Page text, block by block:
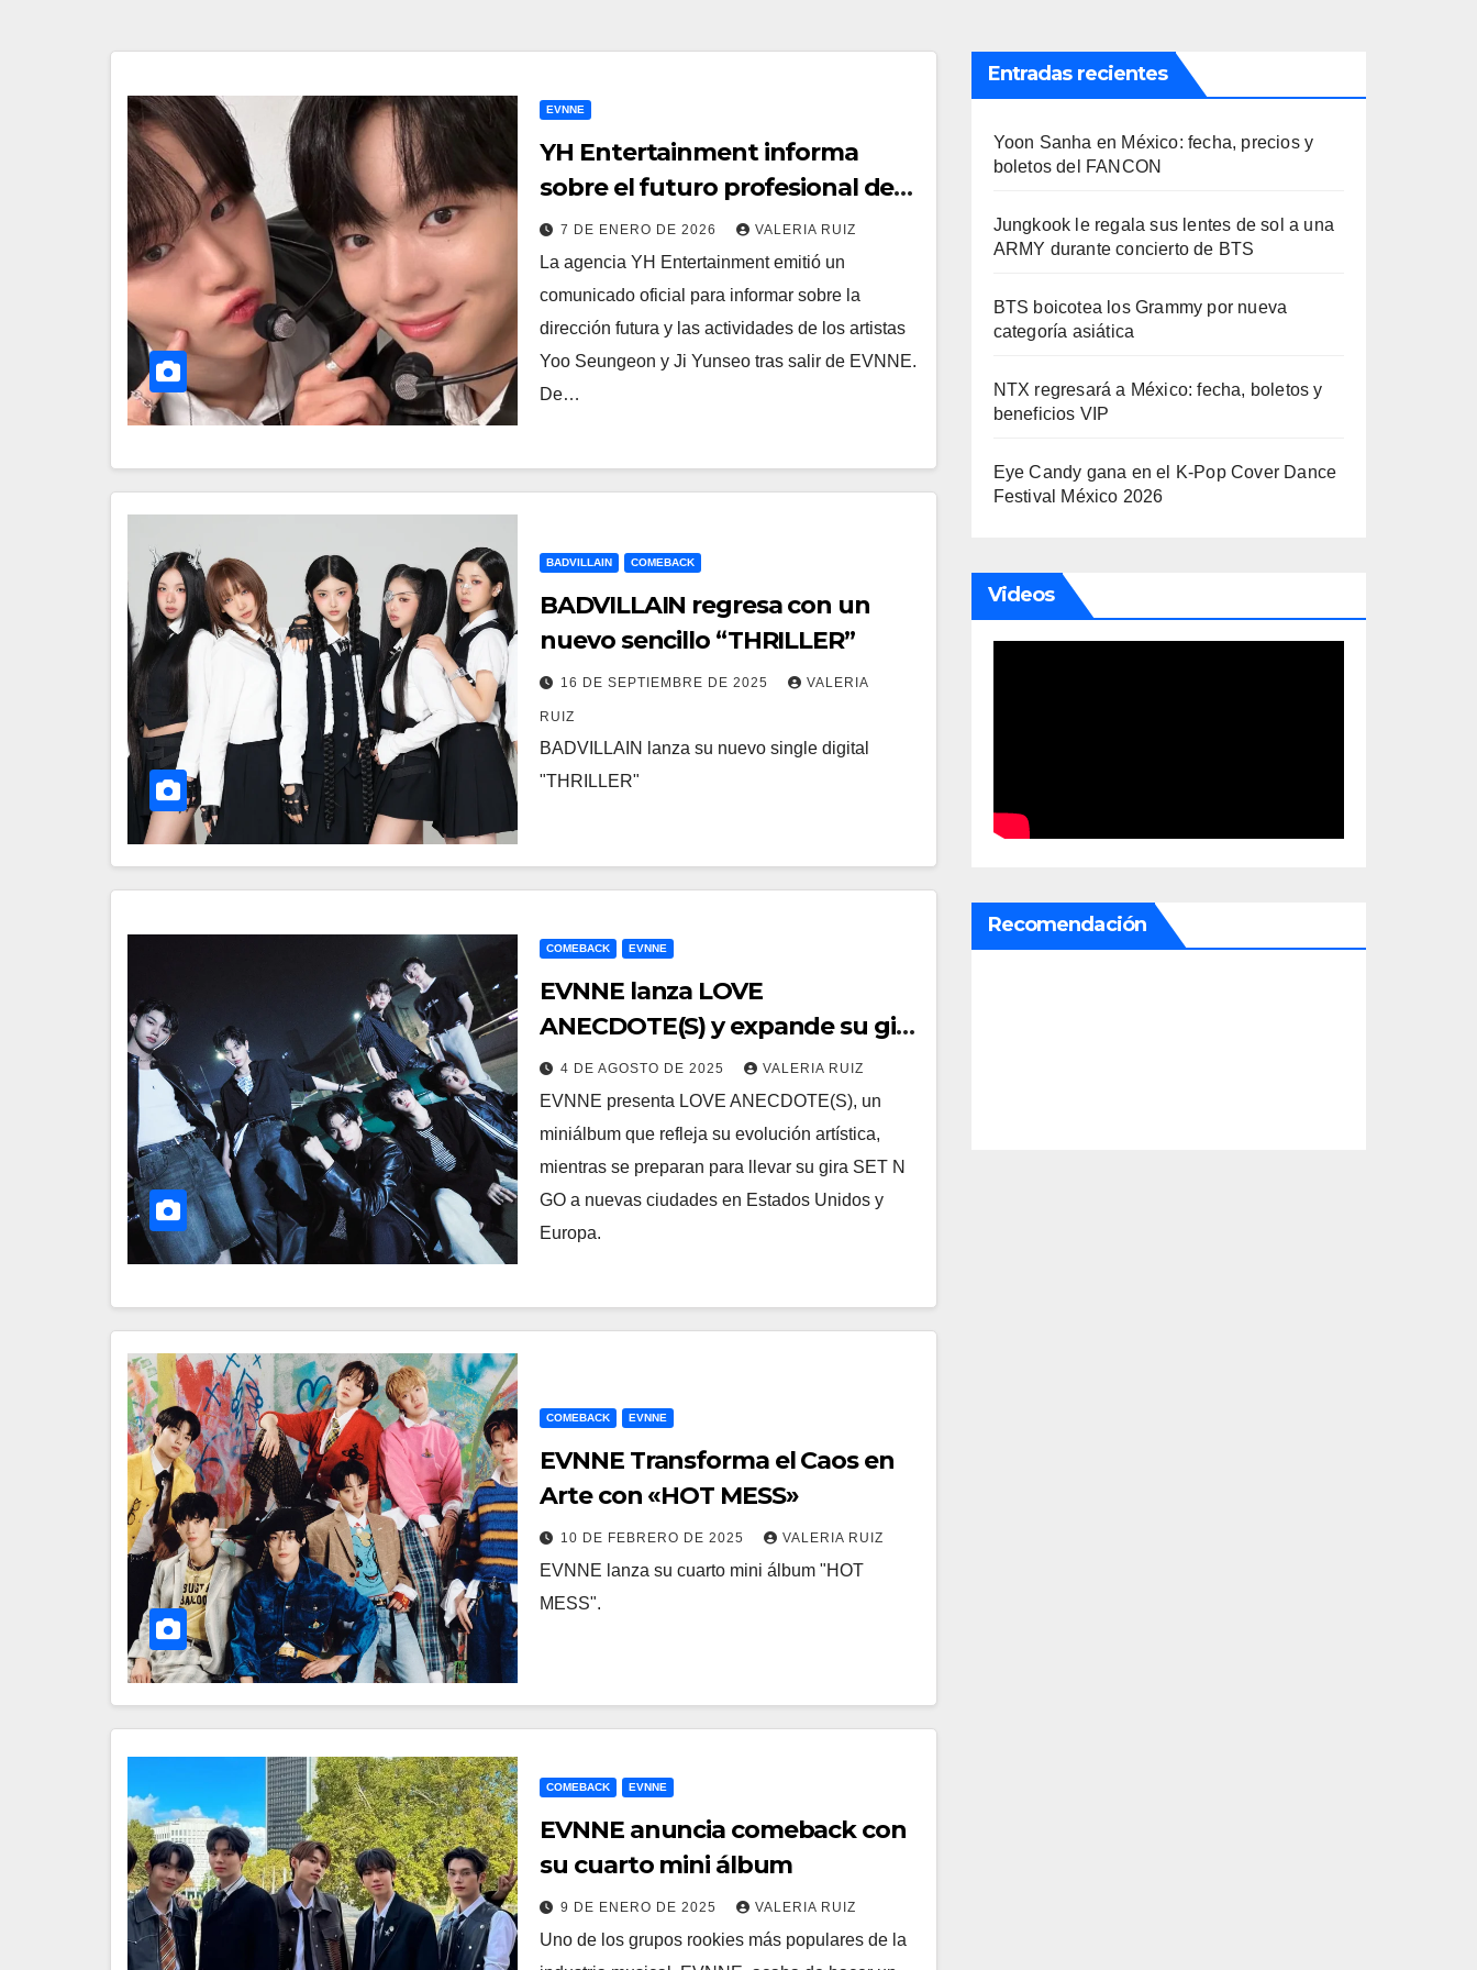
EVNNE
YH Entertainment informa
sobre el futuro profesional de
Yoo Seungeon y Ji Yunseo
7 DE ENERO DE 2026 VALERIA RUIZ
La agencia YH Entertainment emitió un
comunicado oficial para informar sobre la
dirección futura y las actividades de los artistas
Yoo Seungeon y Ji Yunseo tras salir de EVNNE.
De…
BADVILLAIN COMEBACK
BADVILLAIN regresa con un
nuevo sencillo “THRILLER”
16 DE SEPTIEMBRE DE 2025 VALERIA
RUIZ
BADVILLAIN lanza su nuevo single digital
"THRILLER"
COMEBACK EVNNE
EVNNE lanza LOVE
ANECDOTE(S) y expande su gira
mundial
4 DE AGOSTO DE 2025 VALERIA RUIZ
EVNNE presenta LOVE ANECDOTE(S), un
miniálbum que refleja su evolución artística,
mientras se preparan para llevar su gira SET N
GO a nuevas ciudades en Estados Unidos y
Europa.
COMEBACK EVNNE
EVNNE Transforma el Caos en
Arte con «HOT MESS»
10 DE FEBRERO DE 2025 VALERIA RUIZ
EVNNE lanza su cuarto mini álbum "HOT
MESS".
COMEBACK EVNNE
EVNNE anuncia comeback con
su cuarto mini álbum
9 DE ENERO DE 2025 VALERIA RUIZ
Uno de los grupos rookies más populares de la
Entradas recientes
Yoon Sanha en México: fecha, precios y
boletos del FANCON
Jungkook le regala sus lentes de sol a una
ARMY durante concierto de BTS
BTS boicotea los Grammy por nueva
categoría asiática
NTX regresará a México: fecha, boletos y
beneficios VIP
Eye Candy gana en el K-Pop Cover Dance
Festival México 2026
Videos
Recomendación